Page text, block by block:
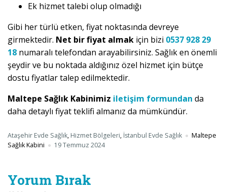
Ek hizmet talebi olup olmadığı
Gibi her türlü etken, fiyat noktasında devreye
girmektedir. Net bir fiyat almak için bizi 0537 928 29
18 numaralı telefondan arayabilirsiniz. Sağlık en önemli
şeydir ve bu noktada aldığınız özel hizmet için bütçe
dostu fiyatlar talep edilmektedir.
Maltepe Sağlık Kabinimiz iletişim formundan da
daha detaylı fiyat teklifi almanız da mümkündür.
Ataşehir Evde Sağlık, Hizmet Bölgeleri, İstanbul Evde Sağlık
Maltepe
Sağlık Kabini
19 Temmuz 2024
Yorum Bırak